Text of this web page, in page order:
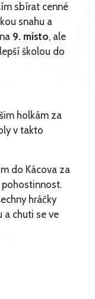
sbírat cenné
snahu a
9. místo, ale
školou do
holkám za
v takto
do Kácova za
hráčky
a chuti se ve